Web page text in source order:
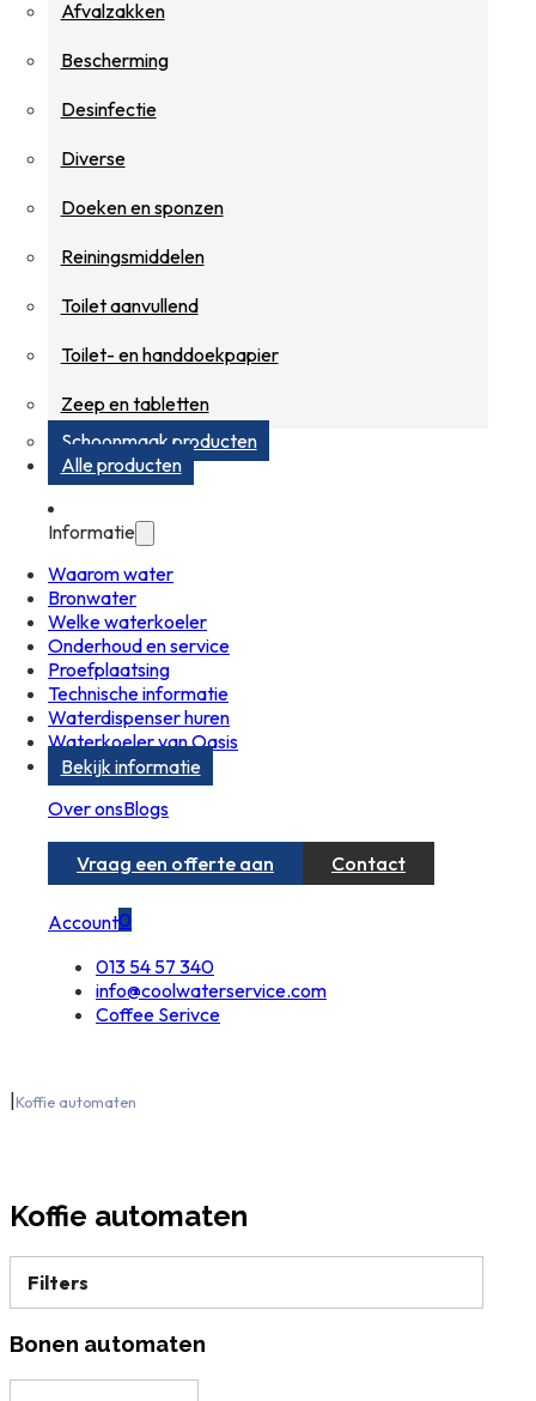
Afvalzakken
Bescherming
Desinfectie
Diverse
Doeken en sponzen
Reiningsmiddelen
Toilet aanvullend
Toilet- en handdoekpapier
Zeep en tabletten
Schoonmaak producten
Alle producten
Informatie
Waarom water
Bronwater
Welke waterkoeler
Onderhoud en service
Proefplaatsing
Technische informatie
Waterdispenser huren
Waterkoeler van Oasis
Bekijk informatie
Over onsBlogs
Vraag een offerte aan Contact
Account0
013 54 57 340
info@coolwaterservice.com
Coffee Serivce
|Koffie automaten
Koffie automaten
Filters
Bonen automaten